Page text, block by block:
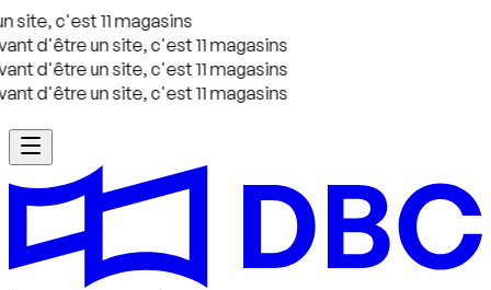
site, c'est 11 magasins
d'être un site, c'est 11 magasins
d'être un site, c'est 11 magasins
d'être un site, c'est 11 magasins